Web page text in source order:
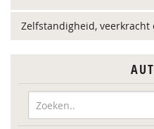
Zelfstandigheid, veerkracht